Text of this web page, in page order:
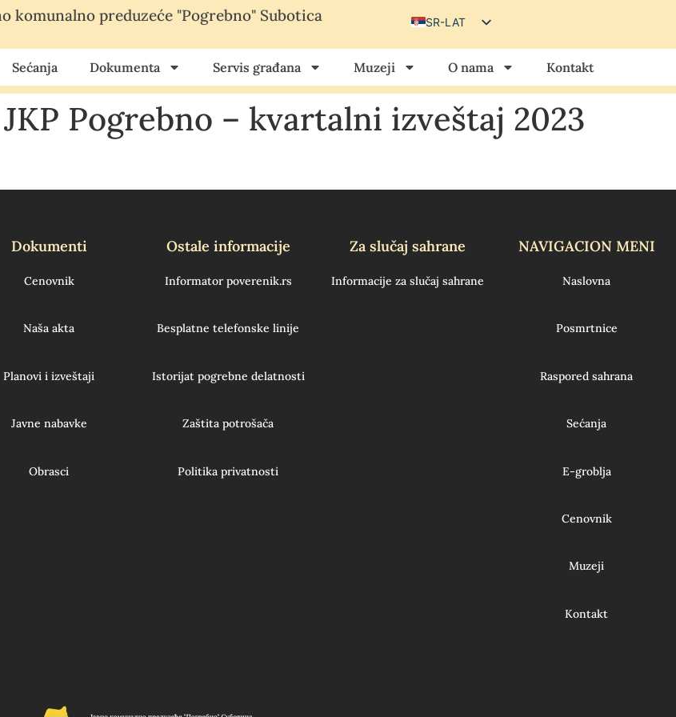
komunalno preduzeće "Pogrebno" Subotica
SR-LAT
SR-CIR
Sećanja Dokumenta Servis građana Muzeji O nama Kontakt
Pogrebno – kvartalni izveštaj 2023
Dokumenti
Cenovnik
Naša akta
Planovi i izveštaji
Javne nabavke
Obrasci
Ostale informacije
Informator poverenik.rs
Besplatne telefonske linije
Istorijat pogrebne delatnosti
Zaštita potrošača
Politika privatnosti
Za slučaj sahrane
Informacije za slučaj sahrane
NAVIGACION MENI
Naslovna
Posmrtnice
Raspored sahrana
Sećanja
E-groblja
Cenovnik
Muzeji
Kontakt